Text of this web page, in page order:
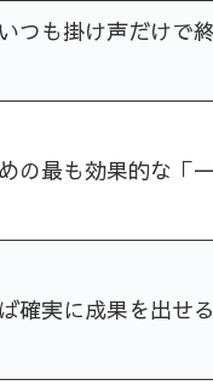
つも掛け声だけで
の最も効果的な「
確実に成果を出せ